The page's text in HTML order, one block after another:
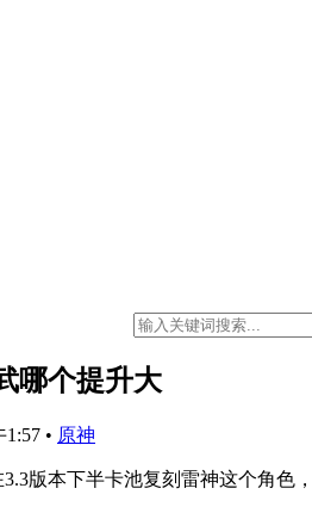
哪个提升大
1:57 • 原神
版本下半卡池复刻雷神这个角